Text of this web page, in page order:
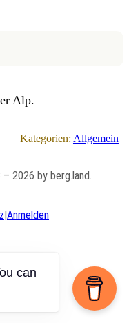
Alp.
Kategorien: Allgemein
2026 by berg.land.
|Anmelden
can